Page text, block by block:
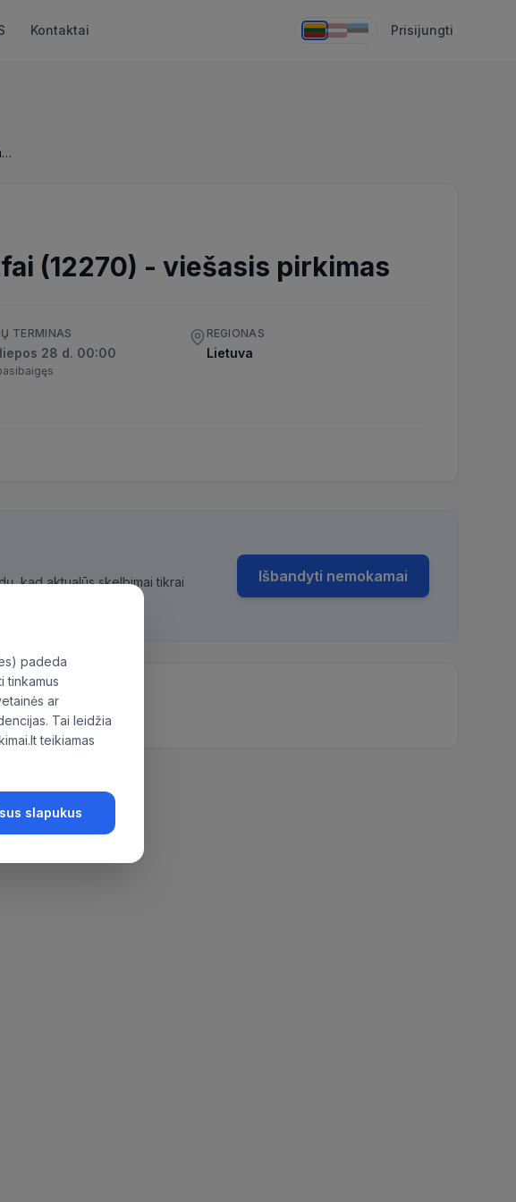
Kontaktai Prisijungti
Metalinės užrakinamos spintelės, stelažai, seifai (12270)
(12270) - viešasis pirkimas
TERMINAS
28 d. 00:00
REGIONAS
Lietuva
kad aktualūs skelbimai tikrai
Išbandyti nemokamai
padeda
tinkamus
ar
Tai leidžia
teikiamas
slapukus